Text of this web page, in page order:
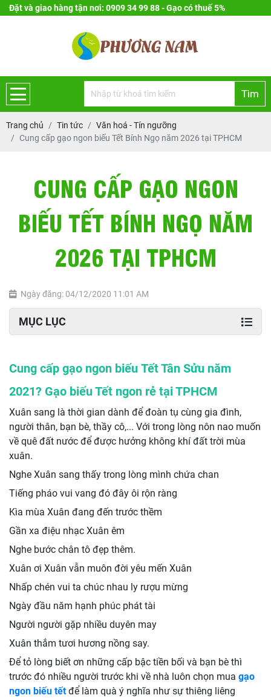
Đặt và giao hàng tận nơi: 0909 34 99 88 - Gạo có thuế 5%
Tìm
Trang chủ Tin tức
Văn hoá - Tín ngưỡng
Cung cấp gạo ngon biếu Tết Bính Ngọ năm 2026 tại TPHCM
CUNG CẤP GẠO NGON
BIẾU TẾT BÍNH NGỌ NĂM
2026 TẠI TPHCM
Ngày đăng: 04/12/2020 11:01 AM
MỤC LỤC
Cung cấp gạo ngon biếu Tết Tân Sửu năm
2021? Gạo biếu Tết ngon rẻ tại TPHCM
Xuân sang là thời gian dành để đoàn tụ cùng gia đình,
người thân, bạn bè, thầy cô,... Với trong lòng nôn nao muốn
về quê đất nước để được hưởng không khí đất trời mùa
xuân.
Nghe Xuân sang thấy trong lòng mình chứa chan
Tiếng pháo vui vang đó đây ôi rộn ràng
Kìa mùa Xuân đang đến trước thềm
Gần xa điệu nhạc Xuân êm
Nghe bước chân tô đẹp thêm.
Xuân ơi Xuân vẫn muôn đời yêu mến Xuân
Nhấp chén vui ta chúc nhau ly rượu mừng
Ngày đầu năm hạnh phúc phát tài
Người người gặp nhiều duyên may
Xuân thắm tươi hương nồng say.
Để tỏ lòng biết ơn những cấp bậc tiền bối và bạn bè thì
trước đó nhiều người trước khi về nhà luôn chọn mua gạo
ngon biếu tếtđể làm quà ý nghĩa như sự thiêng liêng